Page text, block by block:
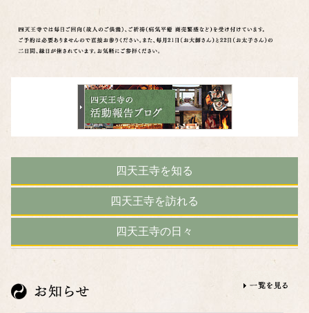
四天王寺を知る
四天王寺を訪れる
四天王寺の日々